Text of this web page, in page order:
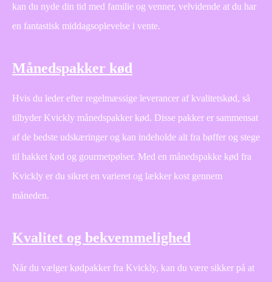
kan du nyde din tid med familie og venner, velvidende at du har
en fantastisk middagsoplevelse i vente.
Månedspakker kød
Hvis du leder efter regelmæssige leverancer af kvalitetskød, så
tilbyder Kvickly månedspakker kød. Disse pakker er sammensat
af de bedste udskæringer og kan indeholde alt fra bøffer og stege
til hakket kød og gourmetpølser. Med en månedspakke kød fra
Kvickly er du sikret en varieret og lækker kost gennem
måneden.
Kvalitet og bekvemmelighed
Når du vælger kødpakker fra Kvickly, kan du være sikker på at